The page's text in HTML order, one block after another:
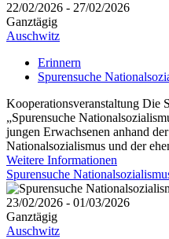
22/02/2026 - 27/02/2026
Ganztägig
Auschwitz
Erinnern
Spurensuche
Kooperationsveranstaltung Die
„Spurensuche
jungen Erwachsenen anhand
Nationalsozialismus und der
Weitere Informationen
Spurensuche
23/02/2026 - 01/03/2026
Ganztägig
Auschwitz